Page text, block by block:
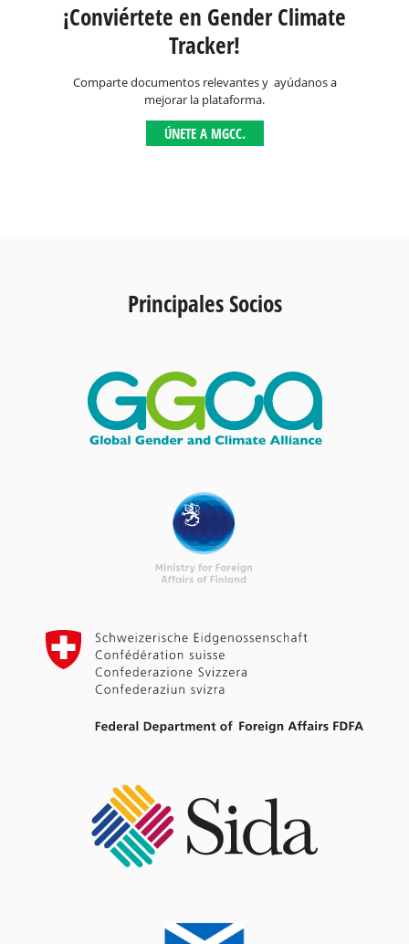
¡Conviértete en Gender Climate
Tracker!
Comparte documentos relevantes y ayúdanos a
mejorar la plataforma.
ÚNETE A MGCC.
Principales Socios